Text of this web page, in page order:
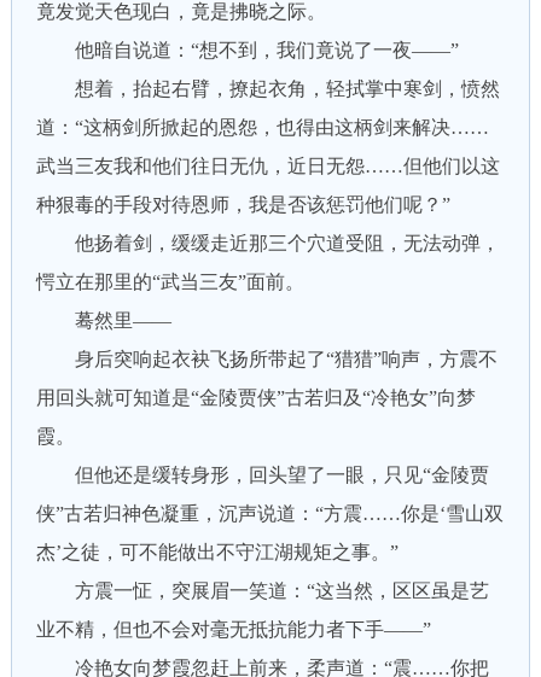
竟发觉天色现白，竟是拂晓之际。
他暗自说道：“想不到，我们竟说了一夜——”
想着，抬起右臂，撩起衣角，轻拭掌中寒剑，愤然
道：“这柄剑所掀起的恩怨，也得由这柄剑来解决……
武当三友我和他们往日无仇，近日无怨……但他们以这
种狠毒的手段对待恩师，我是否该惩罚他们呢？”
他扬着剑，缓缓走近那三个穴道受阻，无法动弹，
愕立在那里的“武当三友”面前。
蓦然里——
身后突响起衣袂飞扬所带起了“猎猎”响声，方震不
用回头就可知道是“金陵贾侠”古若归及“冷艳女”向梦
霞。
但他还是缓转身形，回头望了一眼，只见“金陵贾
侠”古若归神色凝重，沉声说道：“方震……你是‘雪山双
杰’之徒，可不能做出不守江湖规矩之事。”
方震一怔，突展眉一笑道：“这当然，区区虽是艺
业不精，但也不会对毫无抵抗能力者下手——”
冷艳女向梦霞忽赶上前来，柔声道：“震……你把